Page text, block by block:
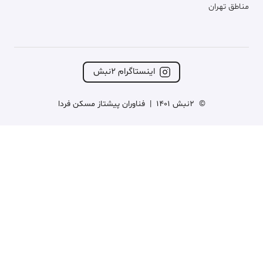
مناطق تهران
اینستاگرام ۲نبش
© 2نبش 1401 | فناوران پیشتاز مسکن فردا